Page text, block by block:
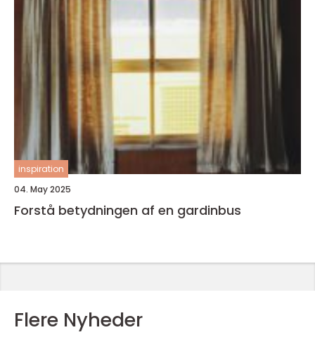
inspiration
04. May 2025
Forstå betydningen af en gardinbus
Flere Nyheder